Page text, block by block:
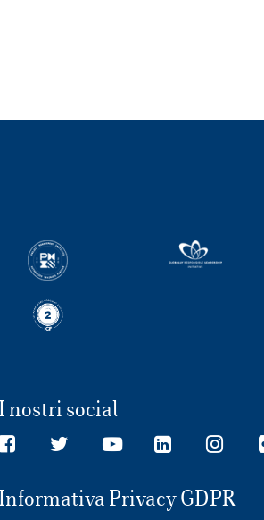
I nostri social
Informativa Privacy GDPR